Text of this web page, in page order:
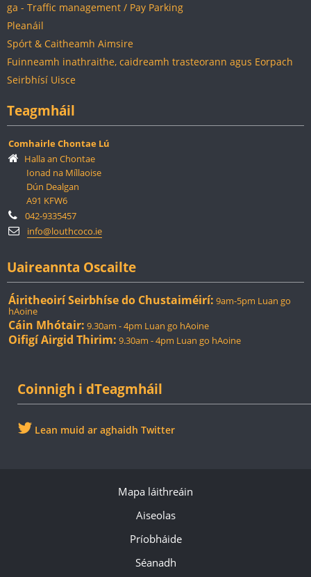
ga - Traffic management / Pay Parking
Pleanáil
Spórt & Caitheamh Aimsire
Fuinneamh inathraithe, caidreamh trasteorann agus Eorpach
Seirbhísí Uisce
Teagmháil
Comhairle Chontae Lú
Halla an Chontae
Ionad na Míllaoise
Dún Dealgan
A91 KFW6
042-9335457
info@louthcoco.ie
Uaireannta Oscailte
Áiritheoirí Seirbhíse do Chustaiméirí: 9am-5pm Luan go
hAoine
Cáin Mhótair: 9.30am - 4pm Luan go hAoine
Oifigí Airgid Thirim: 9.30am - 4pm Luan go hAoine
Coinnigh i dTeagmháil
Lean muid ar aghaidh Twitter
Mapa láithreáin
Aiseolas
Príobháide
Séanadh